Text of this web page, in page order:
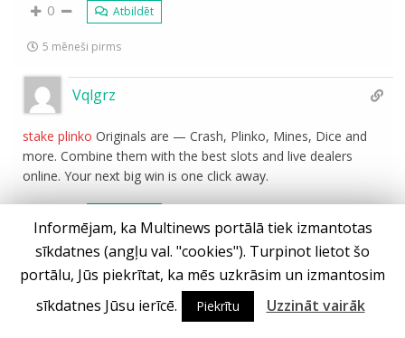
0 Atbildēt
5 mēneši pirms
Vqlgrz
stake plinko Originals are — Crash, Plinko, Mines, Dice and
more. Combine them with the best slots and live dealers
online. Your next big win is one click away.
5 mēneši pirms
Fblpoz
Informējam, ka Multinews portālā tiek izmantotas
sīkdatnes (angļu val. "cookies"). Turpinot lietot šo
portālu, Jūs piekrītat, ka mēs uzkrāsim un izmantosim
sīkdatnes Jūsu ierīcē.
Piekrītu Uzzināt vairāk